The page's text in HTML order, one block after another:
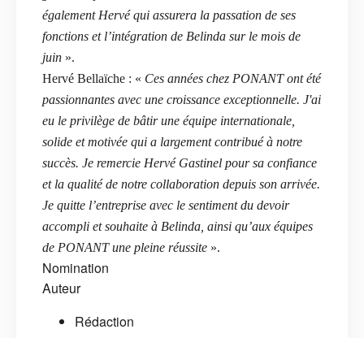
également Hervé qui assurera la passation de ses
fonctions et l’intégration de Belinda sur le mois de
juin ».
Hervé Bellaïche : « Ces années chez PONANT ont été
passionnantes avec une croissance exceptionnelle. J'ai
eu le privilège de bâtir une équipe internationale,
solide et motivée qui a largement contribué à notre
succès. Je remercie Hervé Gastinel pour sa confiance
et la qualité de notre collaboration depuis son arrivée.
Je quitte l’entreprise avec le sentiment du devoir
accompli et souhaite à Belinda, ainsi qu’aux équipes
de PONANT une pleine réussite ».
Nomination
Auteur
Rédaction